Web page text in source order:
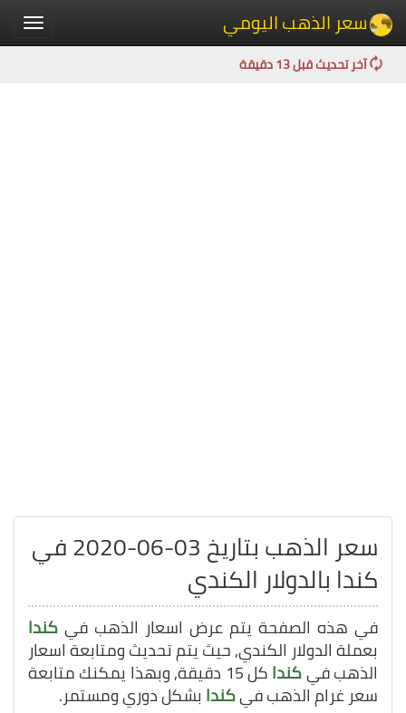
Toggle سعر الذهب اليومي
آخر تحديث قبل 13 دقيقة
سعر الذهب بتاريخ 03-06-2020 في
كندا بالدولار الكندي
في هذه الصفحة يتم عرض اسعار الذهب في كندا
بعملة الدولار الكندي, حيث يتم تحديث ومتابعة اسعار
الذهب فيكندا كل 15 دقيقة, وبهذا يمكنك متابعة
سعر غرام الذهب فيكندا بشكل دوري ومستمر.